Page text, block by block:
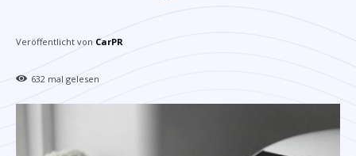
Veröffentlicht von CarPR
632 mal gelesen